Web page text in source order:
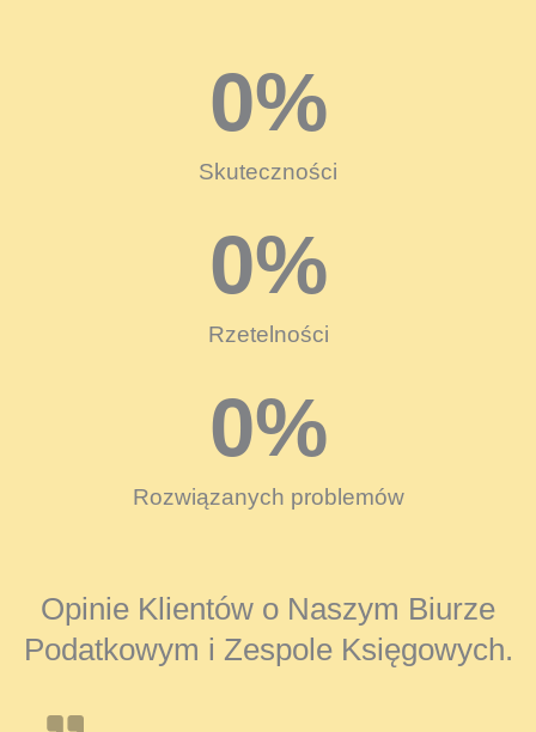
Skuteczności
0%
Rzetelności
0%
Rozwiązanych problemów
0%
Opinie Klientów o Naszym Biurze
Podatkowym i Zespole Księgowych.